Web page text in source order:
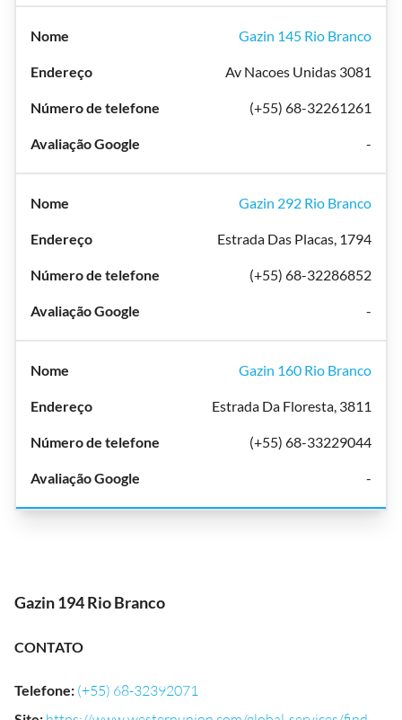
Gazin 145 Rio Branco
Av Nacoes Unidas 3081
(+55) 68-32261261
-
Gazin 292 Rio Branco
Estrada Das Placas, 1794
(+55) 68-32286852
-
Gazin 160 Rio Branco
Estrada Da Floresta, 3811
(+55) 68-33229044
-
Gazin 194 Rio Branco
CONTATO
Telefone: (+55) 68-32392071